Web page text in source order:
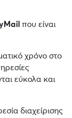
που είναι
χρόνο στο
εύκολα και
διαχείρισης